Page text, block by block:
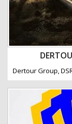
Dertour Group,